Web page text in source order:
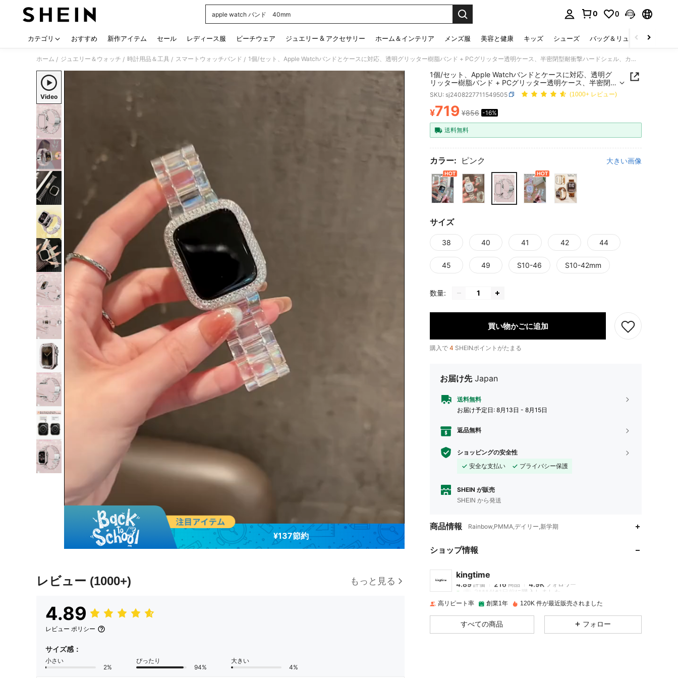
apple watch バンド 40mm
0 0
カテゴリ おすすめ 新作アイテム セール レディース服 ビーチウェア ジュエリー & アクセサリー ホーム＆インテリア メンズ服 美容と健康 キッズ シューズ バッグ＆リュック
ホーム / ジュエリー＆ウォッチ / 時計用品＆工具 / スマートウォッチバンド / 1個/セット、Apple Watchバンドとケースに対応、透明グリッター樹脂バンド + PCグリッター透明ケース、半密閉型耐衝撃ハードシェル、カメレオン氷河透明バンド、レディースウォッチバンド、サイズオプション：38mm、40mm、41mm、42mm、44mm、45mm、特大49mm、透明カラフルリストバンド。
Video
¥137節約
レビュー (1000+) もっと見る
4.89
レビュー ポリシー
サイズ感：
小さい
2%
ぴったり
94%
大きい
4%
1個/セット、Apple Watchバンドとケースに対応、透明グ
リッター樹脂バンド + PCグリッター透明ケース、半密閉型
耐衝撃ハードシェル、カメレオン氷河透明バンド、レディ
ースウォッチバンド、サイズオプション：38mm、
40mm、41mm、42mm、44mm、45mm、特大49mm、
透明カラフルリストバンド。
SKU: sj2408227711549505 (1000+ レビュー)
PRICE AND AVAILABILITY
¥719 ¥856 -16%
送料無料
カラー: ピンク 大きい画像
サイズ
38 40 41 42 44
45 49 S10-46 S10-42mm
数量:
買い物かごに追加
購入で 4 SHEINポイントがたまる
お届け先 Japan
送料無料
お届け予定日: 8月13日 - 8月15日
返品無料
ショッピングの安全性
安全な支払い
プライバシー保護
SHEIN が販売
SHEIN から発送
商品情報 Rainbow,PMMA,デイリー,新学期
ショップ情報
kingtime
4.89
4.89評価
2***4 は 1日前に購入しました
高リピート率 創業1年 120K 件が最近販売されました
すべての商品 フォロー